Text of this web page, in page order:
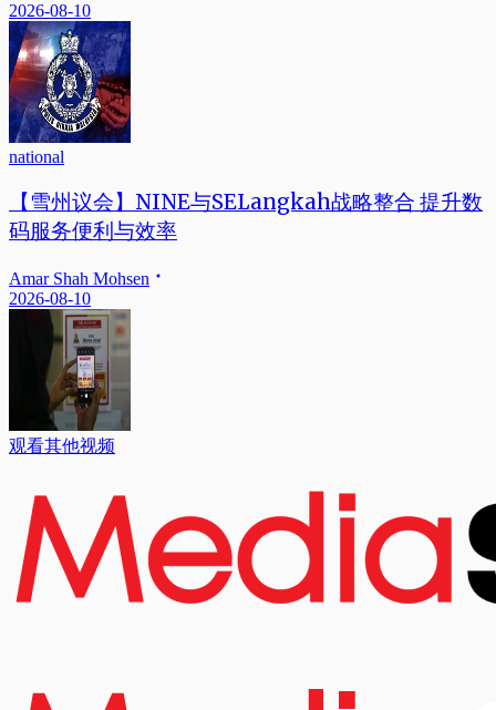
2026-08-10
national
【雪州议会】NINE与SELangkah战略整合 提升数
码服务便利与效率
Amar Shah Mohsen
2026-08-10
观看其他视频